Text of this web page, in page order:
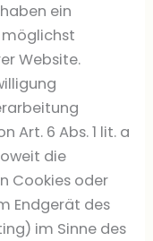
haben ein
möglichst
Website.
Art. 6 Abs. 1 lit. a
die
Cookies oder
Endgerät des
im Sinne des